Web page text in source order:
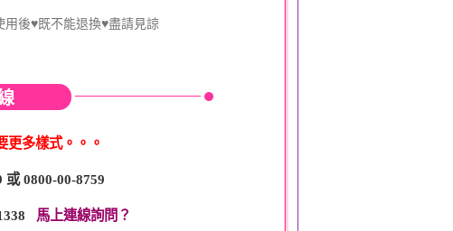
後♥既不能退換♥盡請見諒
更多樣式。。。
或0800-00-8759
馬上連線詢問？